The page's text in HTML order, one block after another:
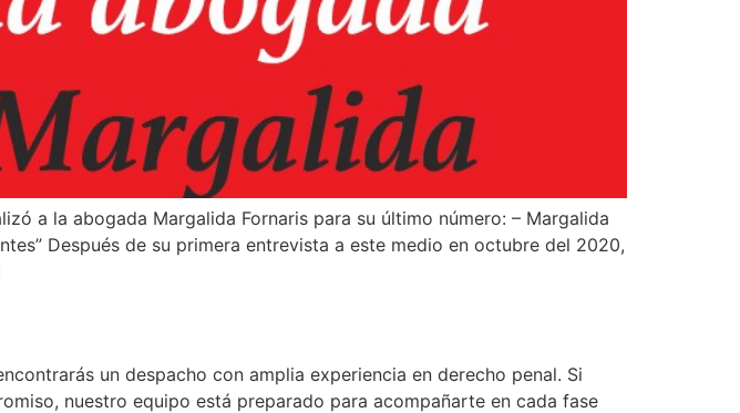
a la abogada Margalida Fornaris para su último número: – Margalida
Después de su primera entrevista a este medio en octubre del 2020,
un despacho con amplia experiencia en derecho penal. Si
nuestro equipo está preparado para acompañarte en cada fase